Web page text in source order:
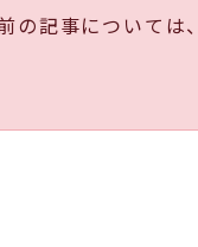
の記事については